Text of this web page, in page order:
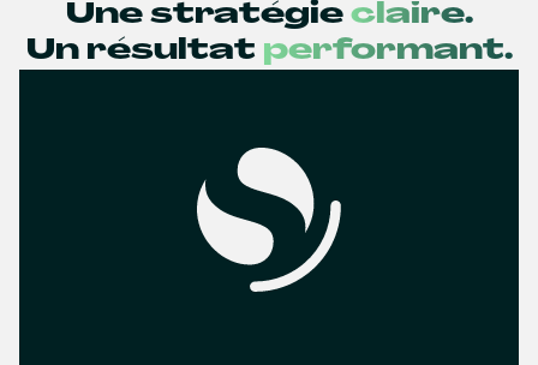
Une stratégie claire.
Un résultat performant.